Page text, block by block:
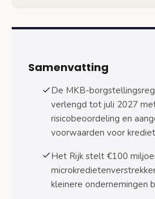
Qredits krijgt €100
Praktische gids: hoe
aan?
Stap 1: Check of je
Stap 2: Verzamel
documenten
Samenvatting
De MKB-
verlengd tot juli 2027
risicobeoordeling en
voorwaarden voor
Het Rijk stelt €100
kleinere ondernemingen